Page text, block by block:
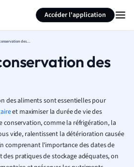
Accéder l'application
Qualité et conservation des aliments
des
des aliments sont essentielles pour
et maximiser la durée de vie des
conservation, comme la réfrigération, la
vide, ralentissent la détérioration causée
comprenant l'importance des dates de
pratiques de stockage adéquates, on
Résumer la page